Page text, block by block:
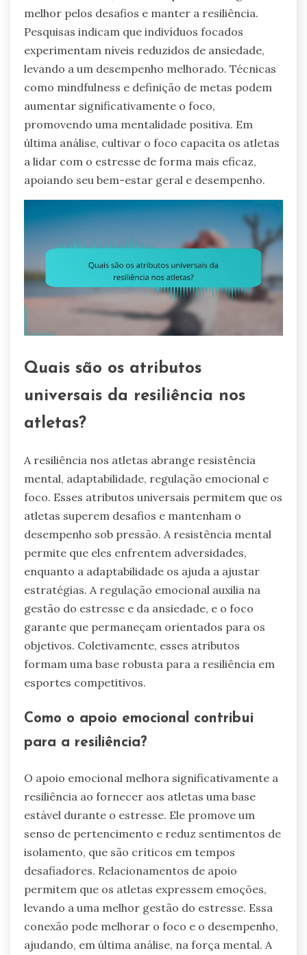
melhor pelos desafios e manter a resiliência.
Pesquisas indicam que indivíduos focados
experimentam níveis reduzidos de ansiedade,
levando a um desempenho melhorado. Técnicas
como mindfulness e definição de metas podem
aumentar significativamente o foco,
promovendo uma mentalidade positiva. Em
última análise, cultivar o foco capacita os atletas
a lidar com o estresse de forma mais eficaz,
apoiando seu bem-estar geral e desempenho.
Quais são os atributos
universais da resiliência nos
atletas?
A resiliência nos atletas abrange resistência
mental, adaptabilidade, regulação emocional e
foco. Esses atributos universais permitem que os
atletas superem desafios e mantenham o
desempenho sob pressão. A resistência mental
permite que eles enfrentem adversidades,
enquanto a adaptabilidade os ajuda a ajustar
estratégias. A regulação emocional auxilia na
gestão do estresse e da ansiedade, e o foco
garante que permaneçam orientados para os
objetivos. Coletivamente, esses atributos
formam uma base robusta para a resiliência em
esportes competitivos.
Como o apoio emocional contribui
para a resiliência?
O apoio emocional melhora significativamente a
resiliência ao fornecer aos atletas uma base
estável durante o estresse. Ele promove um
senso de pertencimento e reduz sentimentos de
isolamento, que são críticos em tempos
desafiadores. Relacionamentos de apoio
permitem que os atletas expressem emoções,
levando a uma melhor gestão do estresse. Essa
conexão pode melhorar o foco e o desempenho,
ajudando, em última análise, na força mental. A